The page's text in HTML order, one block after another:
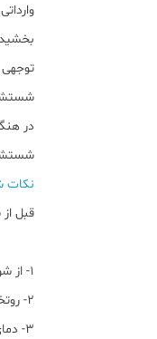
در
نکات
قبل
1- از شوینده مناسب استفاده کنید. برای هر رنگ شوینده خاص خود وجود دارد به عنوان مثال، شوینده های مناسب پارچه های رنگی، مشکی و سفید در بازار موجود هستند.
2- روتختی را به صورت مجزا از سایر لباس ها بشویید.
3- دمای مناسب این پارچه حدود 30 درجه می باشد.